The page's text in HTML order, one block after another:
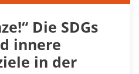
Die SDGs
innere
in der